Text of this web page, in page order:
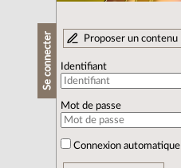
Se connecter Proposer un contenu
Identifiant
Mot de passe
Connexion automatique